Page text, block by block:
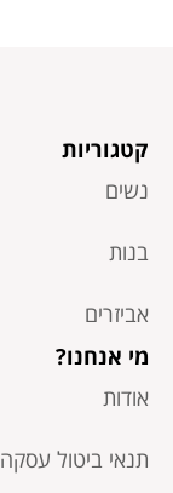
קטגוריות
נשים
בנות
אביזרים
מי אנחנו?
אודות
תנאי ביטול עסקה​